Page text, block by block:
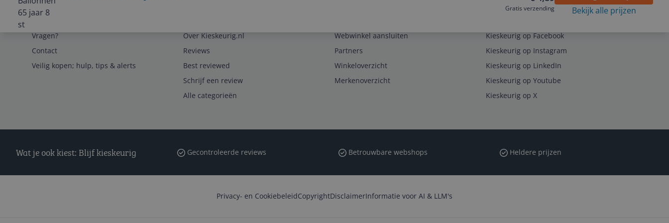
Gratis verzending
Bekijk alle prijzen
Vragen?
Contact
Veilig kopen; hulp, tips & alerts
Over Kieskeurig.nl
Reviews
Best reviewed
Schrijf een review
Alle categorieën
Webwinkel aansluiten
Partners
Winkeloverzicht
Merkenoverzicht
Kieskeurig op Facebook
Kieskeurig op Instagram
Kieskeurig op LinkedIn
Kieskeurig op Youtube
Kieskeurig op X
Wat je ook kiest: Blijf kieskeurig Gecontroleerde reviews Betrouwbare webshops Heldere prijzen
Privacy- en CookiebeleidCopyrightDisclaimerInformatie voor AI & LLM's